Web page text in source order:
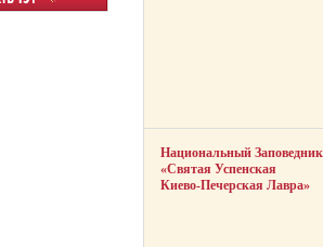
Национальный Заповедник
«Святая Успенская
Киево-Печерская Лавра»